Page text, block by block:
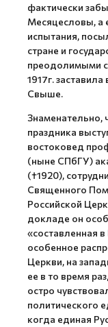
фактически
Месяцесловы, а
испытания,
стране и
преодолимыми
1917г.
Свыше.
Знаменательно,
праздника
востоковед
(ныне СПбГУ)
(†1920),
Священного
Российской
докладе он
«составленная
особенное
Церкви, на
ее в то время
остро
политического
когда единая